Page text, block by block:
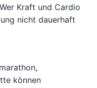
Kraft und Cardio
nicht dauerhaft
können